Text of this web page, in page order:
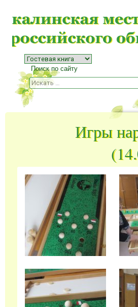
Меню
Наверх
Поиск по сайту
Поиск
Игры